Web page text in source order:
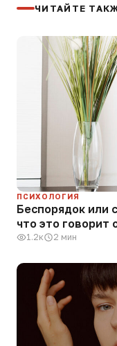
ЧИТАЙТЕ
ПСИХОЛОГИЯ
Беспорядок или
что это говорит
1.2к 2 мин